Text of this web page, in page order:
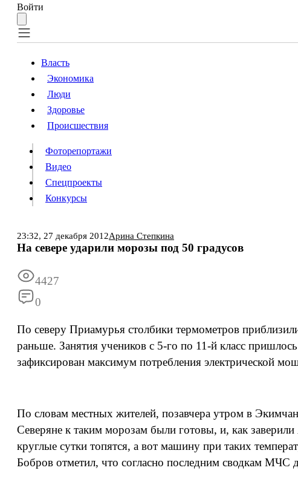
Войти
Власть
Происшествия
Видео
Конкурсы
Информация
Власть
Экономика
Люди
Здоровье
Происшествия
Фоторепортажи
Видео
Спецпроекты
Конкурсы
23:32, 27 декабря 2012Арина Степкина
На севере ударили морозы под 50 градусов
4427
0
По северу Приамурья столбики термометров
раньше. Занятия учеников с 5-го по 11-й класс
зафиксирован максимум потребления электрической
По словам местных жителей, позавчера утром в
Северяне к таким морозам были готовы, и, как
круглые сутки топятся, а вот машину при таких
Бобров отметил, что согласно последним сводкам МЧС